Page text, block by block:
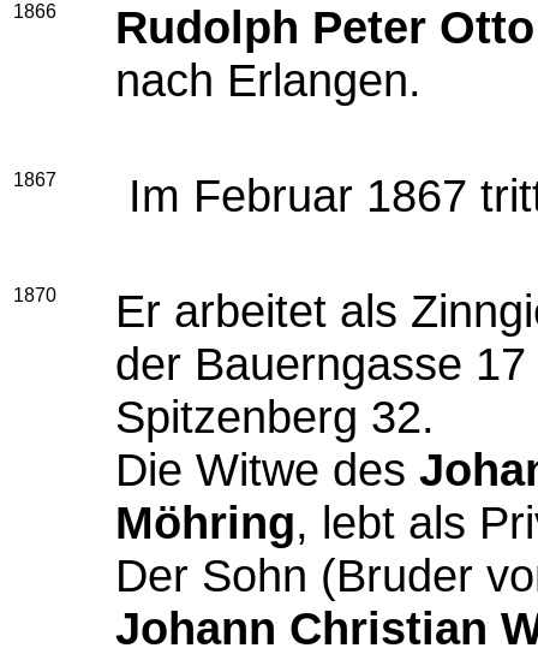
1866
Rudolph Peter
nach Erlangen.
1867 Im Februar 1867
1870
Er arbeitet als
der Bauerngasse
Spitzenberg 32.
Die Witwe des
Möhring, lebt als
Der Sohn (Bruder
Johann Christian